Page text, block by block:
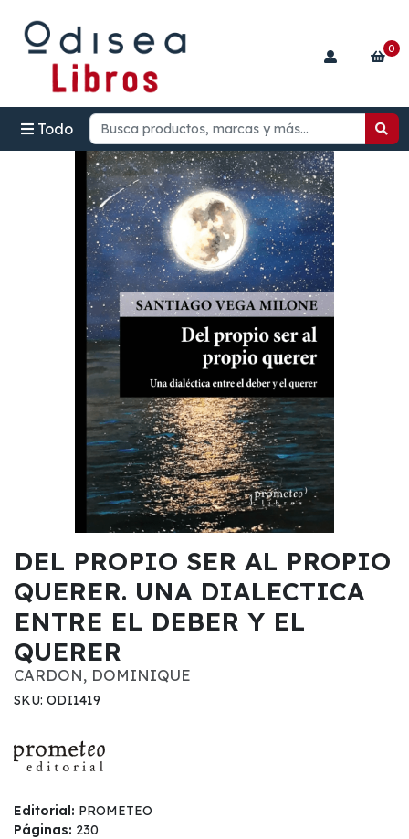
Todo
0
DEL PROPIO SER AL PROPIO
QUERER. UNA DIALECTICA
ENTRE EL DEBER Y EL
QUERER
CARDON, DOMINIQUE
SKU: ODI1419
Editorial: PROMETEO
Páginas: 230